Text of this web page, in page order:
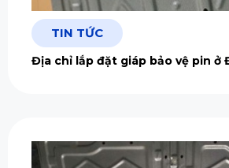
TIN TỨC
Địa chỉ lắp đặt giáp bảo vệ pin ở